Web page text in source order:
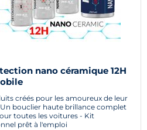
nano céramique 12H
créés pour les amoureux de leur
bouclier haute brillance complet
toutes les voitures - Kit
prêt à l'emploi